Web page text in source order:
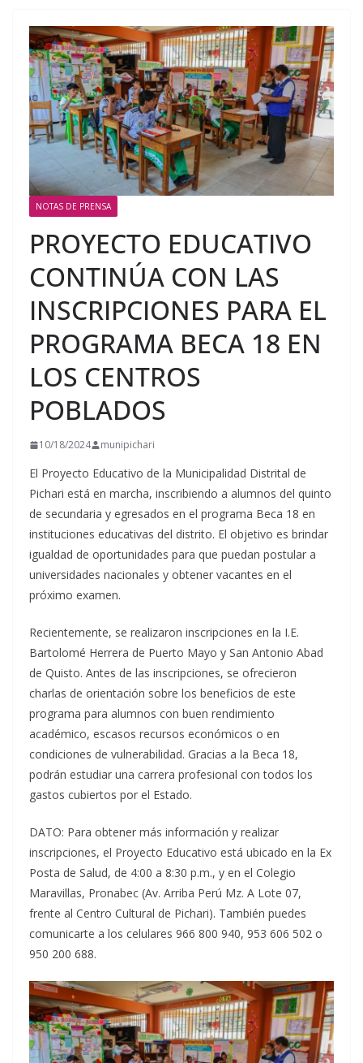
NOTAS DE PRENSA
PROYECTO EDUCATIVO
CONTINÚA CON LAS
INSCRIPCIONES PARA EL
PROGRAMA BECA 18 EN
LOS CENTROS
POBLADOS
10/18/2024 munipichari
El Proyecto Educativo de la Municipalidad Distrital de
Pichari está en marcha, inscribiendo a alumnos del quinto
de secundaria y egresados en el programa Beca 18 en
instituciones educativas del distrito. El objetivo es brindar
igualdad de oportunidades para que puedan postular a
universidades nacionales y obtener vacantes en el
próximo examen.
Recientemente, se realizaron inscripciones en la I.E.
Bartolomé Herrera de Puerto Mayo y San Antonio Abad
de Quisto. Antes de las inscripciones, se ofrecieron
charlas de orientación sobre los beneficios de este
programa para alumnos con buen rendimiento
académico, escasos recursos económicos o en
condiciones de vulnerabilidad. Gracias a la Beca 18,
podrán estudiar una carrera profesional con todos los
gastos cubiertos por el Estado.
DATO: Para obtener más información y realizar
inscripciones, el Proyecto Educativo está ubicado en la Ex
Posta de Salud, de 4:00 a 8:30 p.m., y en el Colegio
Maravillas, Pronabec (Av. Arriba Perú Mz. A Lote 07,
frente al Centro Cultural de Pichari). También puedes
comunicarte a los celulares 966 800 940, 953 606 502 o
950 200 688.